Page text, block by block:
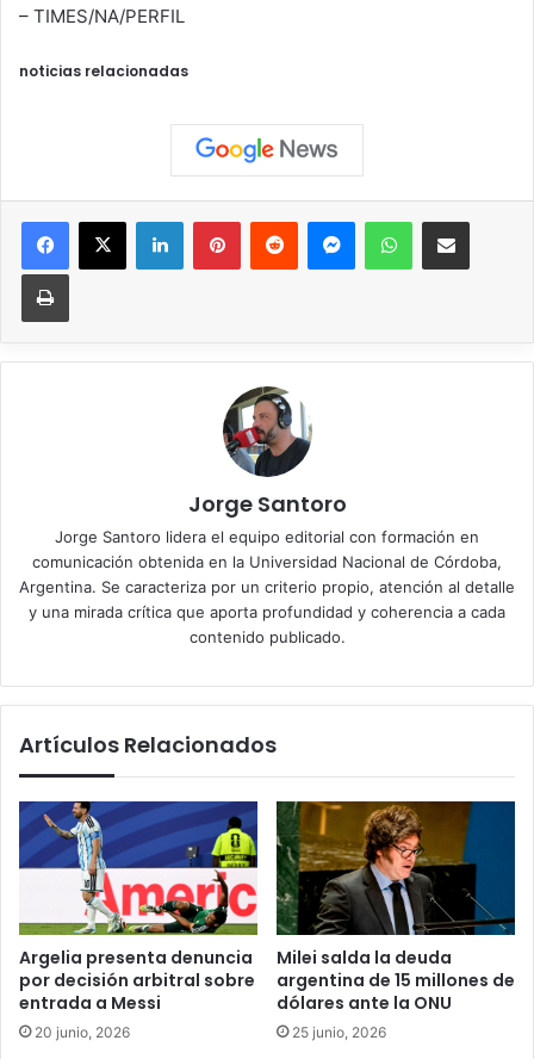
– TIMES/NA/PERFIL
noticias relacionadas
Facebook
X LinkedInPinterestReddit MessengerWhatsAppCompartir vía correo
Imprimir
Jorge Santoro
Jorge Santoro lidera el equipo editorial con formación en
comunicación obtenida en la Universidad Nacional de Córdoba,
Argentina. Se caracteriza por un criterio propio, atención al detalle
y una mirada crítica que aporta profundidad y coherencia a cada
contenido publicado.
Artículos Relacionados
Argelia presenta denuncia
por decisión arbitral sobre
entrada a Messi
20 junio, 2026
Milei salda la deuda
argentina de 15 millones de
dólares ante la ONU
25 junio, 2026